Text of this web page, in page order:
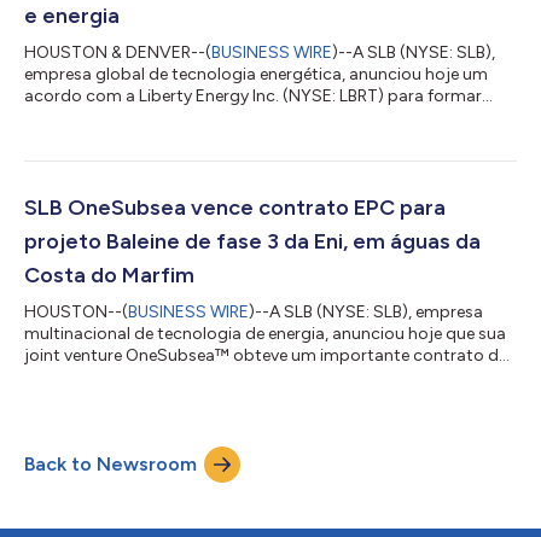
e energia
HOUSTON & DENVER--(BUSINESS WIRE)--A SLB (NYSE: SLB),
empresa global de tecnologia energética, anunciou hoje um
acordo com a Liberty Energy Inc. (NYSE: LBRT) para formar
projetos de data centers em todo o mundo. A colaboração
modular, geração de energia e operações para apoiar a rápida
SLB OneSubsea vence contrato EPC para
projeto Baleine de fase 3 da Eni, em águas da
Costa do Marfim
HOUSTON--(BUSINESS WIRE)--A SLB (NYSE: SLB), empresa
multinacional de tecnologia de energia, anunciou hoje que sua
joint venture OneSubsea™ obteve um importante contrato de
contrato, a SLB OneSubsea irá fornecer sistemas completos de
produção submarina (SPS) para 13 poços, reforçando seu
papel como parceira estratégica d...
Back to Newsroom